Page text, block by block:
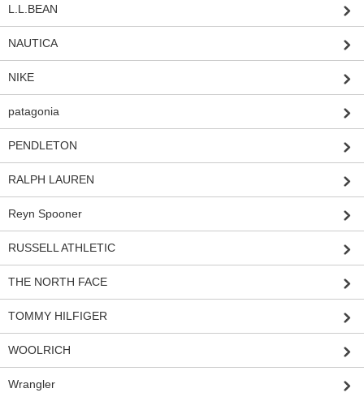
L.L.BEAN
NAUTICA
NIKE
patagonia
PENDLETON
RALPH LAUREN
Reyn Spooner
RUSSELL ATHLETIC
THE NORTH FACE
TOMMY HILFIGER
WOOLRICH
Wrangler